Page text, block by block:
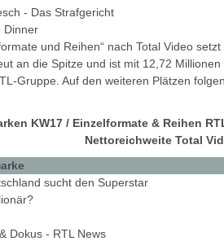
- Das Strafgericht
Dinner
und Reihen“ nach Total Video
an die Spitze und ist mit 12,72
Gruppe. Auf den weiteren Plätzen
KW17 / Einzelformate & Reihen
Nettoreichweite Total
sucht den Superstar
Dokus - RTL News